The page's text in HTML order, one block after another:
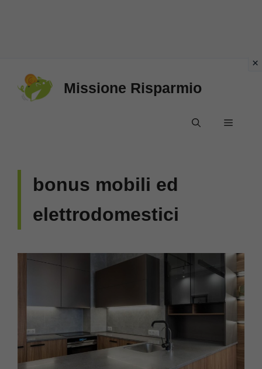
Missione Risparmio
Menu
bonus mobili ed
elettrodomestici